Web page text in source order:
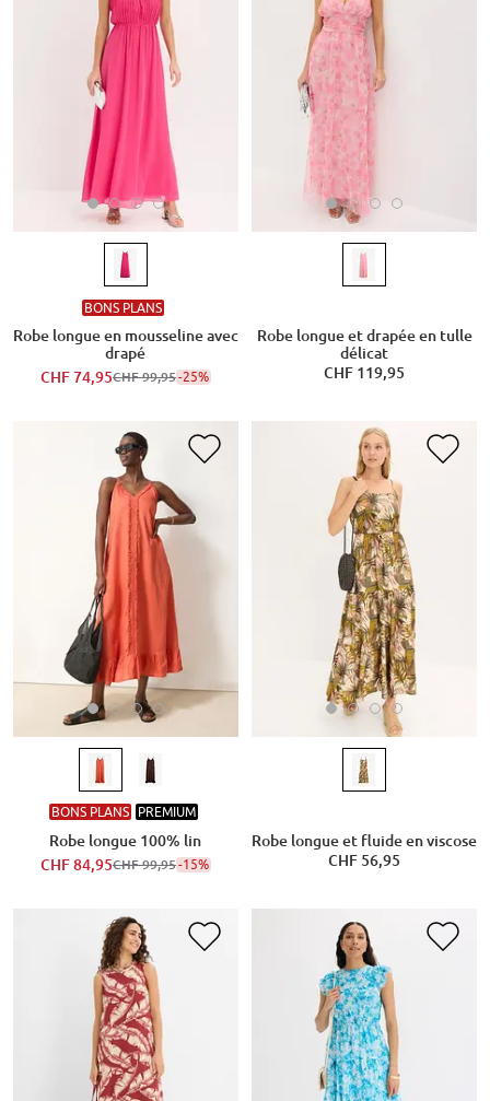
BONS PLANS
Robe longue en mousseline avec
drapé
CHF 74,95CHF 99,95-25%
Robe longue et drapée en tulle
délicat
CHF 119,95
BONS PLANS PREMIUM
Robe longue 100% lin
CHF 84,95CHF 99,95-15%
Robe longue et fluide en viscose
CHF 56,95